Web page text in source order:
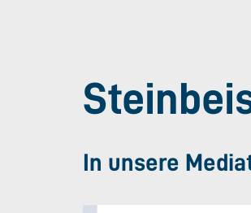
In unsere